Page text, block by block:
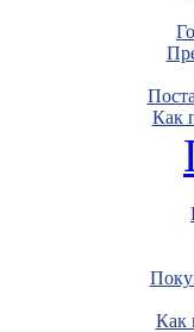
Как
Как